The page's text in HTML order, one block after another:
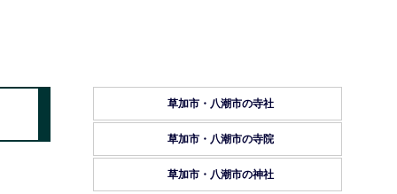
草加市・八潮市の寺社
草加市・八潮市の寺院
草加市・八潮市の神社